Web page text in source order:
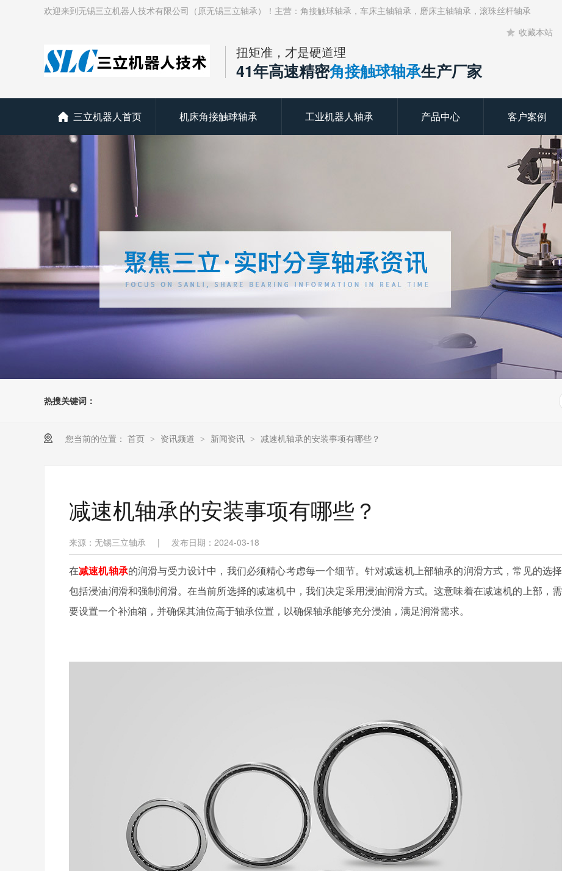
欢迎来到无锡三立机器人技术有限公司（原无锡三立轴承）！主营：角接触球轴承，车床主轴轴承，磨床主轴轴承，滚珠丝杆轴承
收藏本站
扭矩准，才是硬道理
41年高速精密角接触球轴承生产厂家
三立机器人首页 机床角接触球轴承 工业机器人轴承 产品中心 客户案例
热搜关键词：
您当前的位置： 首页 > 资讯频道 > 新闻资讯 > 减速机轴承的安装事项有哪些？
减速机轴承的安装事项有哪些？
来源：无锡三立轴承 | 发布日期：2024-03-18
在减速机轴承的润滑与受力设计中，我们必须精心考虑每一个细节。针对减速机上部轴承的润滑方式，常见的选择
包括浸油润滑和强制润滑。在当前所选择的减速机中，我们决定采用浸油润滑方式。这意味着在减速机的上部，需
要设置一个补油箱，并确保其油位高于轴承位置，以确保轴承能够充分浸油，满足润滑需求。